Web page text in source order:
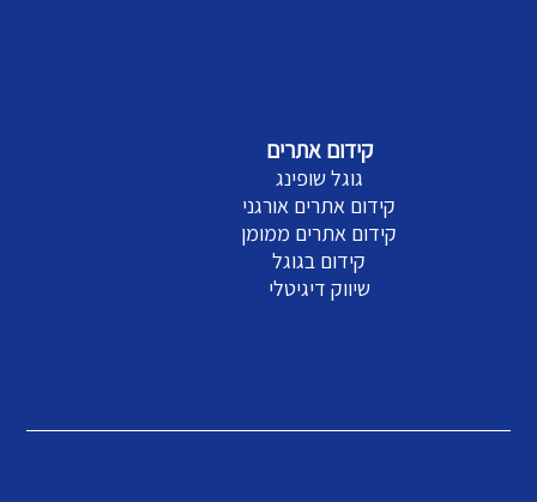
קידום אתרים
גוגל שופינג
קידום אתרים אורגני
קידום אתרים ממומן
קידום בגוגל
שיווק דיגיטלי